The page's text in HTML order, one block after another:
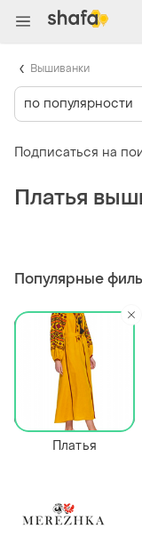
Платья
Популярные
Платья
по популярности
Подписаться на
Вышиванки